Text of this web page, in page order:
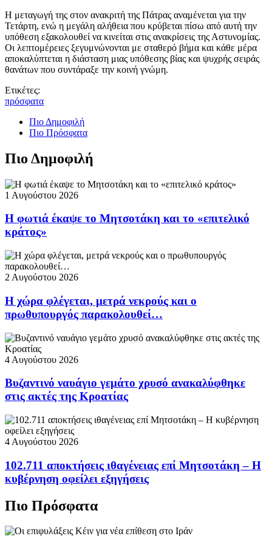
Η μεταγωγή της στον ανακριτή της Πάτρας αναμένεται για την
Τετάρτη, ενώ η μεγάλη αλήθεια που κρύβεται πίσω από αυτή την
υπόθεση εξακολουθεί να κινείται στις ανακρίσεις της Αστυνομίας.
Οι λεπτομέρειες ξεγυμνώνονται με σταθερό βήμα και κάθε μέρα
αποκαλύπτεται η διάσταση μιας υπόθεσης βίας και ψυχρής σειράς
θανάτων που συντάραξε την κοινή γνώμη.
Ετικέτες:
πρόσφατα
Πιο Δημοφιλή
Πιο Πρόσφατα
Πιο Δημοφιλή
1 Αυγούστου 2026
Η φωτιά έκαψε το Μητσοτάκη και το «επιτελικό
κράτος»
2 Αυγούστου 2026
Η χώρα φλέγεται, μετρά νεκρούς και ο
πρωθυπουργός παρακολουθεί…
4 Αυγούστου 2026
Βυζαντινό ναυάγιο γεμάτο χρυσό ανακαλύφθηκε
στις ακτές της Κροατίας
4 Αυγούστου 2026
102.711 αποκτήσεις ιθαγένειας επί Μητσοτάκη – Η
κυβέρνηση οφείλει εξηγήσεις
Πιο Πρόσφατα